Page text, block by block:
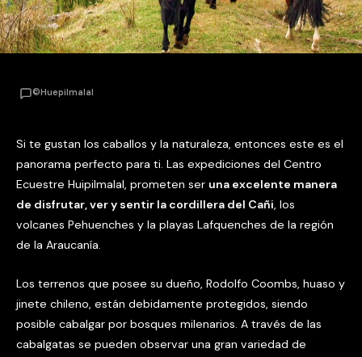
©Huepilmalal
Si te gustan los caballos y la naturaleza, entonces este es el
panorama perfecto para ti. Las expediciones del Centro
Ecuestre Huipilmalal, prometen ser una excelente manera
de disfrutar, ver y sentir la cordillera del Cañi, los
volcanes Pehuenches y la playas Lafquenches de la región
de la Araucanía.
Los terrenos que posee su dueño, Rodolfo Coombs, huaso y
jinete chileno, están debidamente protegidos, siendo
posible cabalgar por bosques milenarios. A través de las
cabalgatas se pueden observar una gran variedad de